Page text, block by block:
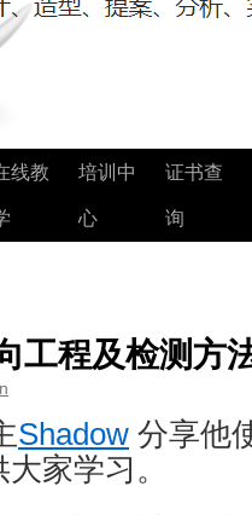
线教 培训中
心
证书查
询
工程及检测方
Shadow 分享他
家学习。